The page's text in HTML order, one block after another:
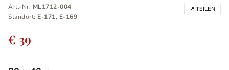
Art.-Nr. ML1712-004
Standort: E-171, E-169
↗ TEILEN
€ 39